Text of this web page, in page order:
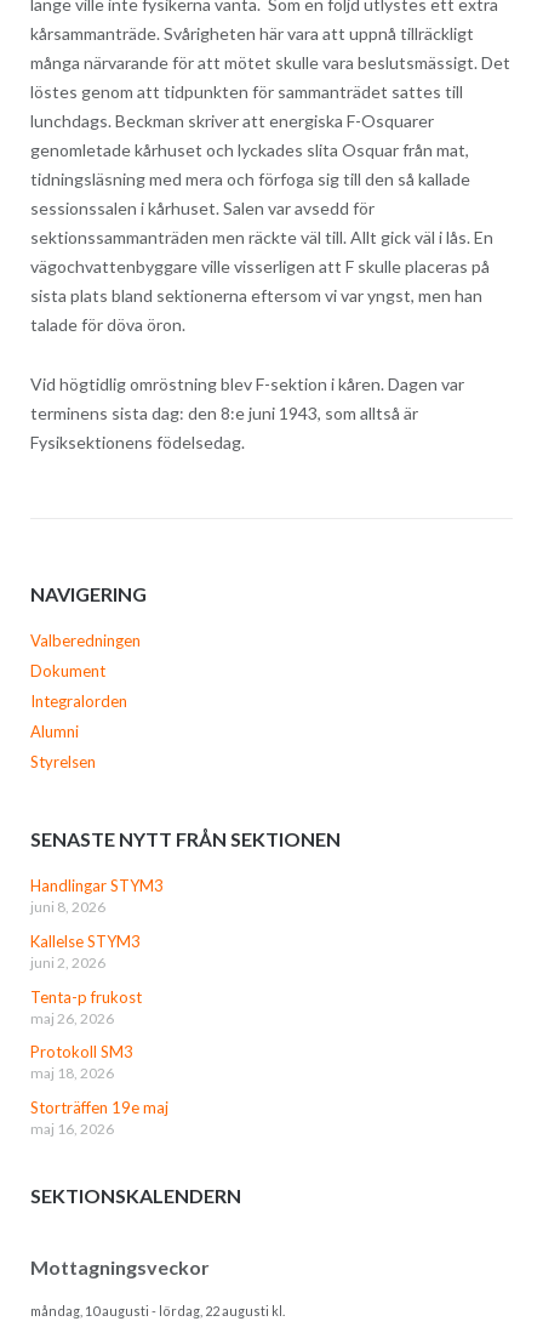
länge ville inte fysikerna vänta. Som en följd utlystes ett extra
kårsammanträde. Svårigheten här vara att uppnå tillräckligt
många närvarande för att mötet skulle vara beslutsmässigt. Det
löstes genom att tidpunkten för sammanträdet sattes till
lunchdags. Beckman skriver att energiska F-Osquarer
genomletade kårhuset och lyckades slita Osquar från mat,
tidningsläsning med mera och förfoga sig till den så kallade
sessionssalen i kårhuset. Salen var avsedd för
sektionssammanträden men räckte väl till. Allt gick väl i lås. En
vägochvattenbyggare ville visserligen att F skulle placeras på
sista plats bland sektionerna eftersom vi var yngst, men han
talade för döva öron.
Vid högtidlig omröstning blev F-sektion i kåren. Dagen var
terminens sista dag: den 8:e juni 1943, som alltså är
Fysiksektionens födelsedag.
NAVIGERING
Valberedningen
Dokument
Integralorden
Alumni
Styrelsen
SENASTE NYTT FRÅN SEKTIONEN
Handlingar STYM3
juni 8, 2026
Kallelse STYM3
juni 2, 2026
Tenta-p frukost
maj 26, 2026
Protokoll SM3
maj 18, 2026
Storträffen 19e maj
maj 16, 2026
SEKTIONSKALENDERN
Mottagningsveckor
måndag, 10 augusti - lördag, 22 augusti kl.